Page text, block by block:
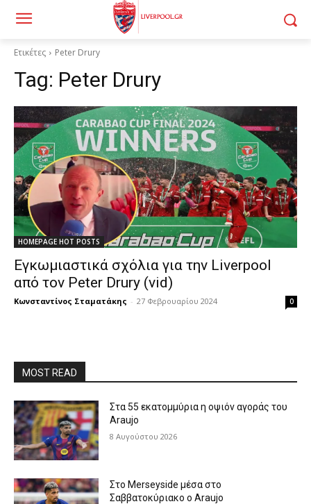
Ετικέτες Peter Drury
Tag: Peter Drury
HOMEPAGE HOT POSTS
Εγκωμιαστικά σχόλια για την Liverpool
από τον Peter Drury (vid)
Κωνσταντίνος Σταματάκης - 27 Φεβρουαρίου 2024 0
MOST READ
Στα 55 εκατομμύρια η οψιόν αγοράς του
Araujo
8 Αυγούστου 2026
Στο Merseyside μέσα στο
Σαββατοκύριακο ο Araujo